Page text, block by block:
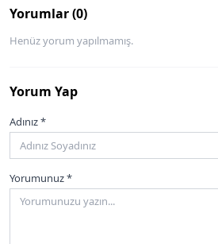
Yorumlar (0)
Henüz yorum yapılmamış.
Yorum Yap
Adınız *
Yorumunuz *